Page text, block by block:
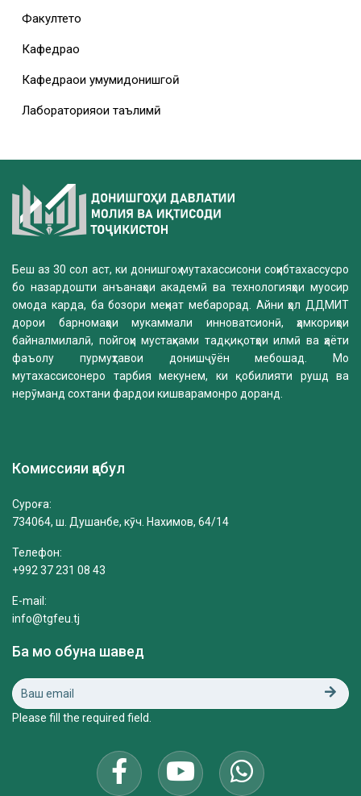
Факултетҳо
Кафедраҳо
Кафедраҳои умумидонишгоҳӣ
Лабораторияҳои таълимӣ
Беш аз 30 сол аст, ки донишгоҳ мутахассисони соҳибтахассусро
бо назардошти анъанаҳои академӣ ва технологияҳои муосир
омода карда, ба бозори меҳнат мебарорад. Айни ҳол ДДМИТ
дорои барномаҳои мукаммали инноватсионӣ, ҳамкориҳои
байналмилалӣ, пойгоҳи мустаҳками тадқиқотҳои илмӣ ва ҳаёти
фаъолу пурмуҳтавои донишҷӯён мебошад. Мо
мутахассисонеро тарбия мекунем, ки қобилияти рушд ва
нерӯманд сохтани фардои кишварамонро доранд.
Комиссияи қабул
Суроға:
734064, ш. Душанбе, кӯч. Нахимов, 64/14
Телефон:
+992 37 231 08 43
E-mail:
info@tgfeu.tj
Ба мо обуна шавед
Please fill the required field.